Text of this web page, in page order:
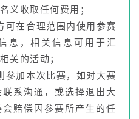
义收取任何费用；
可在合理范围内使用参赛
息，相关信息可用于汇
关的活动；
参加本次比赛，如对大赛
系沟通，或选择退出大
赔偿因参赛所产生的任